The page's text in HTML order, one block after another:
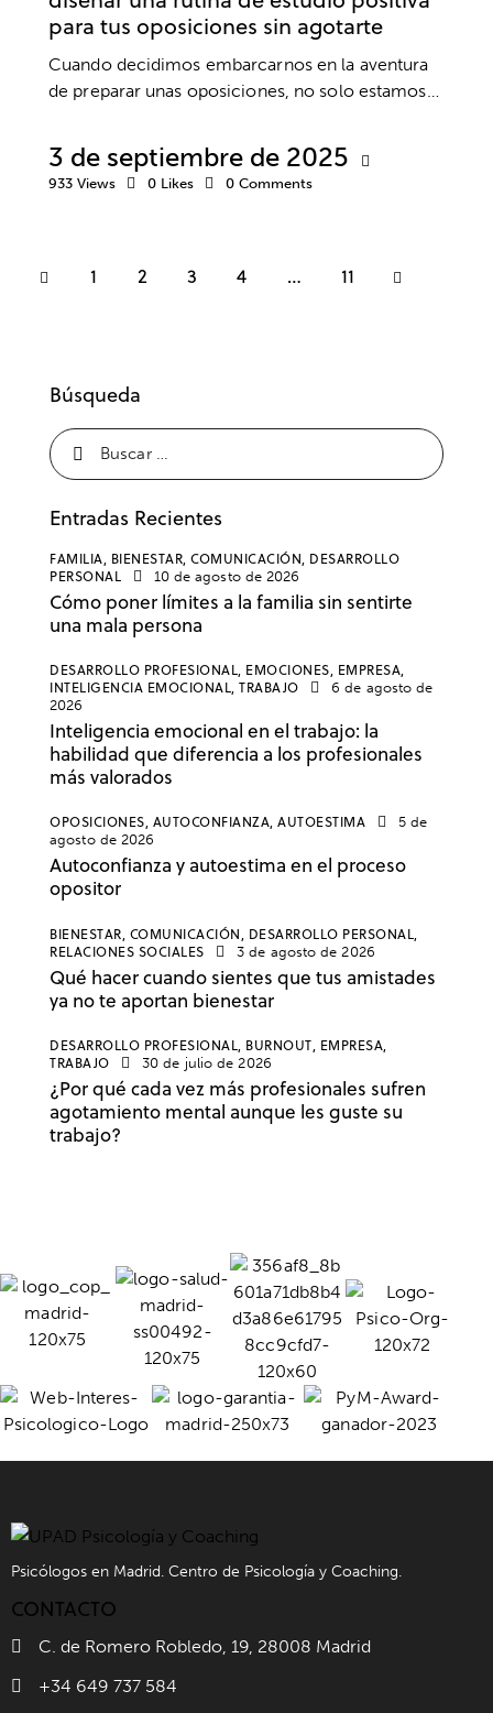
para tus oposiciones sin agotarte
Cuando decidimos embarcarnos en la aventura
de preparar unas oposiciones, no solo estamos…
3 de septiembre de 2025
933 Views 0 Likes 0 Comments
1 2 3 4 … 11
>
Búsqueda
Entradas Recientes
FAMILIA, BIENESTAR, COMUNICACIÓN, DESARROLLO
PERSONAL
10 de agosto de 2026
Cómo poner límites a la familia sin sentirte
una mala persona
DESARROLLO PROFESIONAL, EMOCIONES, EMPRESA,
INTELIGENCIA EMOCIONAL, TRABAJO
6 de agosto de
2026
Inteligencia emocional en el trabajo: la
habilidad que diferencia a los profesionales
más valorados
OPOSICIONES, AUTOCONFIANZA, AUTOESTIMA
5 de
agosto de 2026
Autoconfianza y autoestima en el proceso
opositor
BIENESTAR, COMUNICACIÓN, DESARROLLO PERSONAL,
RELACIONES SOCIALES
3 de agosto de 2026
Qué hacer cuando sientes que tus amistades
ya no te aportan bienestar
DESARROLLO PROFESIONAL, BURNOUT, EMPRESA,
TRABAJO
30 de julio de 2026
¿Por qué cada vez más profesionales sufren
agotamiento mental aunque les guste su
trabajo?
Psicólogos en Madrid. Centro de Psicología y Coaching.
CONTACTO
C. de Romero Robledo, 19, 28008 Madrid
+34 649 737 584